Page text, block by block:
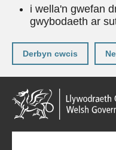
i wella'n gwefan
gwybodaeth ar
Derbyn cwcis
Neidio
i'r
prif
gynnwy